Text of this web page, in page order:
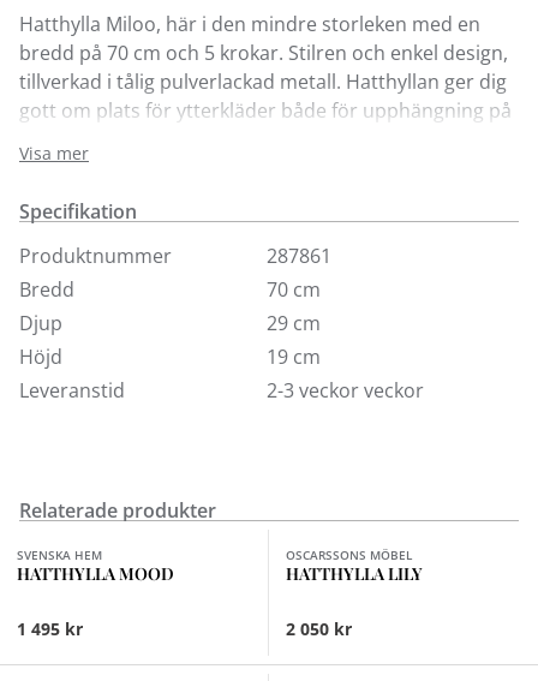
Hatthylla Miloo, här i den mindre storleken med en
bredd på 70 cm och 5 krokar. Stilren och enkel design,
tillverkad i tålig pulverlackad metall. Hatthyllan ger dig
gott om plats för ytterkläder både för upphängning på
Önskas mer plats finns en bredare variant om 100 cm.
Ingår i hallserien Miloo där du även hittar skohylla,
byrå, kroklist m.m.
Visa mer
Specifikation
Produktnummer
287861
Bredd
70 cm
Djup
29 cm
Höjd
19 cm
Leveranstid
2-3 veckor veckor
Relaterade produkter
SVENSKA HEM
HATTHYLLA MOOD
1 495 kr
OSCARSSONS MÖBEL
HATTHYLLA LILY
2 050 kr